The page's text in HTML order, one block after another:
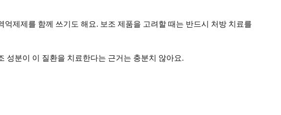
제제를 함께 쓰기도 해요. 보조 제품을 고려할 때는 반드시 처방 치료를
성분이 이 질환을 치료한다는 근거는 충분치 않아요.